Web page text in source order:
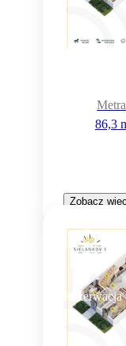
86,3
Zobacz
Rezerwacja